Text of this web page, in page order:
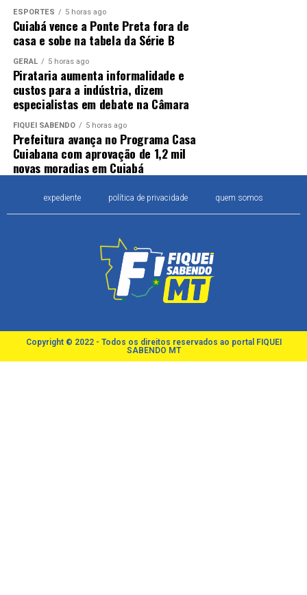
ESPORTES 5 horas ago
Cuiabá vence a Ponte Preta fora de
casa e sobe na tabela da Série B
GERAL 5 horas ago
Pirataria aumenta informalidade e
custos para a indústria, dizem
especialistas em debate na Câmara
FIQUEI SABENDO 5 horas ago
Prefeitura avança no Programa Casa
Cuiabana com aprovação de 1,2 mil
novas moradias em Cuiabá
expediente política de privacidade quem somos
Copyright © 2022 - Todos os direitos reservados ao portal FIQUEI
SABENDO MT